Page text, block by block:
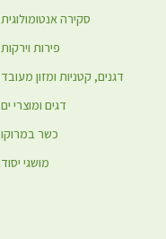
סקירה אנטומולוגית
פירות וירקות
דגנים, קטניות ומזון מעובד
דגים ומוצרי ים
כשר במרוקו
מושגי יסוד